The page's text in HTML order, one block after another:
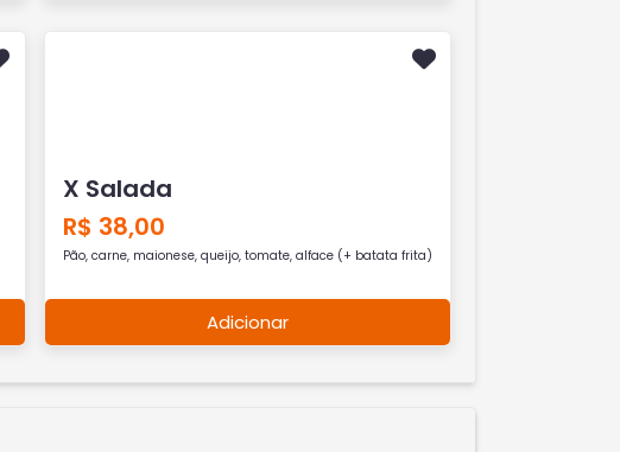
X Salada
R$ 38,00
Pão, carne, maionese, queijo, tomate, alface (+ batata frita)
Adicionar